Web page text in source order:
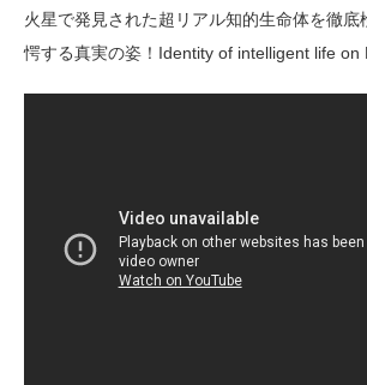
火星で発見された超リアル知的生命体を徹
愕する真実の姿！Identity of intelligent life on